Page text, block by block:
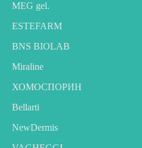
MEG gel.
ESTEFARM
BNS BIOLAB
Miraline
ХОМОСПОРИН
Bellarti
NewDermis